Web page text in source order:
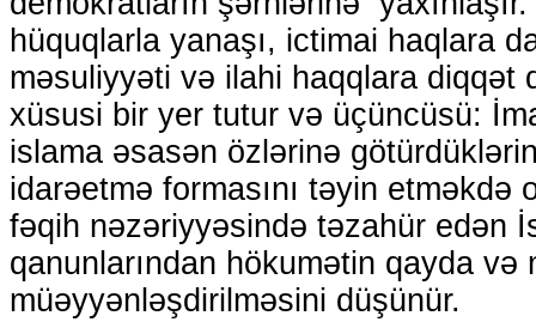
hüquqlarla yanaşı, ictimai haqlara
məsuliyyəti və ilahi haqqlara diqqət
xüsusi bir yer tutur və üçüncüsü:
islama əsasən özlərinə
idarəetmə formasını təyin etməkdə
fəqih nəzəriyyəsində təzahür edən
qanunlarından hökumətin qayda və
müəyyənləşdirilməsini düşünür.